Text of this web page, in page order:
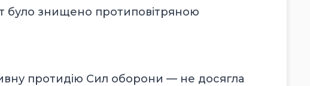
було знищено протиповітряною
протидію Сил оборони — не досягла